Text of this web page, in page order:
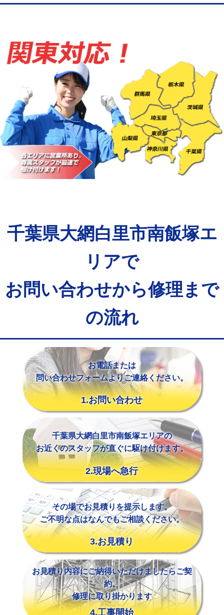
給水管工事※（塩ビ管（VP・HI）使
用/3ｍまで)
給水管工事※（塩ビ管（VP・HI）使
用（追加）/3ｍ超え)
+8,800円
給水管工事※（ライニング鋼管・銅
管・ポリ管・HT管使用/3ｍまで)
44,000円
給水管工事※（ライニング鋼管・銅
管・ポリ管・HT管使用/3ｍ超え)
+8,800円
マス交換（土の掘削・埋め戻し作業）
コンクリート斫り（厚さ10㎝まで） 27,500円
コンクリート斫り（厚さ10㎝超え）
モルタル補修（厚さ10㎝超え） 38,500円
※給水管工事は20mmまでの価格です。
千葉県大網白里市南飯塚エ
リアで
お問い合わせから修理まで
の流れ
お電話または
問い合わせフォームよりご連絡ください。
1.お問い合わせ
千葉県大網白里市南飯塚エリアの
お近くのスタッフが直ぐに駆け付けます。
2.現場へ急行
その場でお見積りを提示します。
ご不明な点はなんでもご相談ください。
3.お見積り
お見積り内容にご納得いただけましたらご契
約。
修理に取り掛かります
4.工事開始